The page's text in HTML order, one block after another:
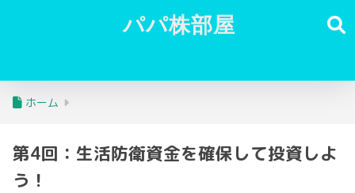
パパ株部屋
ホーム
第4回：生活防衛資金を確保して投資しよ
う！